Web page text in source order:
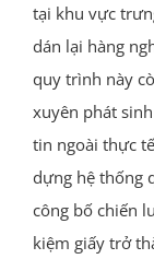
tại khu vực
dán lại hàng
quy trình này
xuyên phát
tin ngoài thực
dựng hệ thống
công bố chiến
kiệm giấy trở